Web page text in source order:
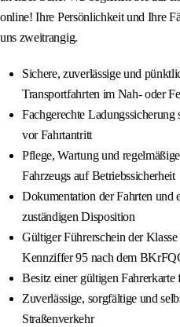
online! Ihre Persönlichkeit und Ihre
uns zweitrangig.
Sichere, zuverlässige und
Transportfahrten im Nah- oder
Fachgerechte
vor Fahrtantritt
Pflege, Wartung und
Fahrzeugs auf Betriebssicherheit
Dokumentation der Fahrten und
zuständigen Disposition
Gültiger Führerschein der
Kennziffer 95 nach dem
Besitz einer gültigen
Zuverlässige, sorgfältige und
Straßenverkehr